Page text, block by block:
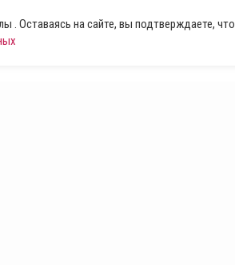
. Оставаясь на сайте, вы подтверждаете, что